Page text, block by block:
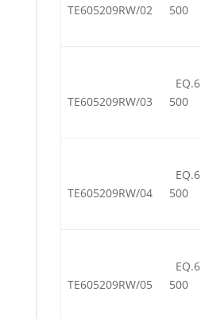
TE605209RW/02
500
TE605209RW/03
500
TE605209RW/04
500
TE605209RW/05
500